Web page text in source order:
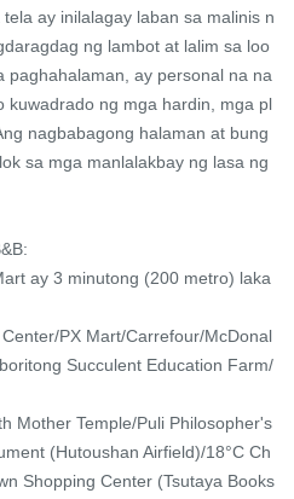
ay inilalagay laban sa malinis n
ng lambot at lalim sa loo
paghahalaman, ay personal na na
kuwadrado ng mga hardin, mga pl
nagbabagong halaman at bung
sa mga manlalakbay ng lasa ng
ay 3 minutong (200 metro) laka
PX Mart/Carrefour/McDonal
Succulent Education Farm/
Mother Temple/Puli Philosopher's
(Hutoushan Airfield)/18°C Ch
Shopping Center (Tsutaya Books